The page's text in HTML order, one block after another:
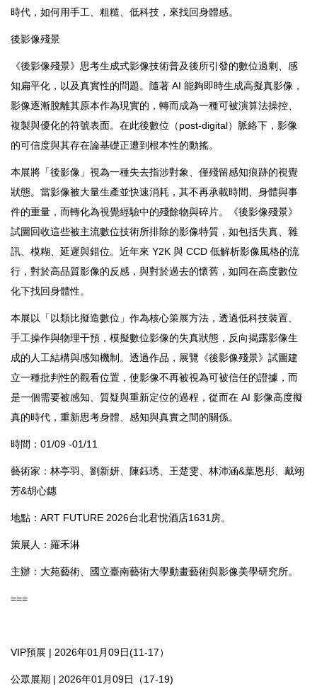
時代，如何用手工、粗糙、低科技，來找回身體感。
後影像殘景
《後影像殘景》思考生成式影像技術普及後所引發的數位過剩、感
知扁平化，以及真實性的問題。隨著 AI 能夠即時生成高擬真影像，
影像逐漸脫離其原本作為現實的，轉而成為一種可被演算法操控、
複製與優化的符號表面。在此後數位（post-digital）脈絡下，影像
的可信度與其存在論基礎正遭到根本性的動搖。
本展將「後影像」視為一種失去指涉對象、僅殘留感知痕跡的視覺
狀態。當影像被大量生產並快速消耗，其不再承載時間、身體與事
件的重量，而轉化為視覺經驗中的殘餘物與碎片。《後影像殘景》
試圖回收這些被主流數位技術所排除的影像特質，如包括失真、雜
訊、模糊、延遲與錯位。近年來 Y2K 與 CCD 低解析影像風格的流
行，對於高品質影像的反感，與對於過去的懷舊，如同在高度數位
化下找回身體性。
本展以「以類比擬造數位」作為核心策展方法，透過低科技裝置、
手工操作與物理干預，模擬數位影像的失真狀態，反向揭露影像生
成的人工結構與感知機制。透過作品，展覽《後影像殘景》試圖建
立一種批判性的觀看位置，使影像不再被視為可被信任的證據，而
是一個需要被感知、質疑與重新定位的過程，從而在 AI 影像高度擬
真的時代，重新思考身體、感知與真實之間的關係。
時間：01/09 -01/11
藝術家：林亭羽、劉新妍、陳鈺琇、王楚雯、林沛涵&葉恩彤、戴翊
芳&胡心鏸
地點：ART FUTURE 2026台北君悅酒店1631房。
策展人：羅禾淋
主辦：大苑藝術、國立臺南藝術大學動畫藝術與影像美學研究所。
===
VIP預展 | 2026年01月09日(11-17）
公眾展期 | 2026年01月09日（17-19)